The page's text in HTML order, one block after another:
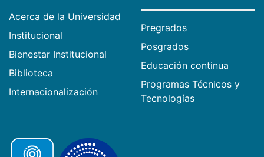
Acerca de la Universidad
Institucional
Bienestar Institucional
Biblioteca
Internacionalización
Pregrados
Posgrados
Educación continua
Programas Técnicos y
Tecnologías